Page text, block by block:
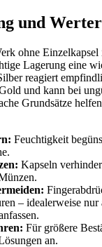
und
ohne Einzelkapsel
Lagerung eine
reagiert
und kann bei
Grundsätze
Feuchtigkeit
Kapseln
– idealerweise
Für größere
an.